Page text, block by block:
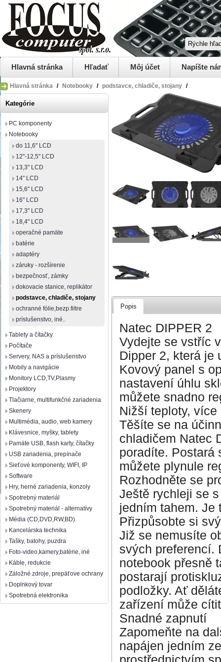
Hlavná stránka Hľadať Môj účet Napíšte
Hlavná stránka / Notebooky / podstavce, chladiče, stojany /
Kategórie
PC komponenty
Notebooky
do 11,6" LCD
12"-12,5" LCD
13,3" LCD
14" LCD
15,6" LCD
16" LCD
17,3" LCD
18,4" LCD
operačné pamäte
batérie
adaptéry
záruky - rozšírenie
bezpečnosť, zámky
dokovacie stanice, replikátor
podstavce, chladiče, stojany
ochranné fólie,bezp.filtre
príslušenstvo, iné..
Tablety a čítačky
Počítače
Servery, NAS a príslušenstvo
Mobily a navigácie
Monitory LCD,TV,Plasmy
Projektory
Tlačiarne, multifunkčné zariadenia
Skenery
Multimédia, audio, web kamery
Klávesnice, myšky, tablety
Pamäte USB, flash karty, čítačky
USB zariadenia, prepínače
Sieťové komponenty, WIFI, IP
Software
Hry, herné zariadenia, konzoly
Spotrebný materiál
Spotrebný materiál - alternatívy
Média (CD,DVD,RW,BD)
Kancelárska technika
Tašky, batohy, puzdra
Foto-video,kamery,batérie, iné
Káble, redukcie
Záložné zdroje, prepäťove ochrany
Doplnkový tovar
Spotrebná elektronika
Popis
Natec DIPPER 2
Vydejte se vstříc
Dipper 2, která je
Kovový panel s
nastavení úhlu
můžete snadno
Nižší teploty,
Těšíte se na
chladičem Natec
poradíte. Postará
můžete plynule
Rozhodněte se
Ještě rychleji se
jedním tahem. Je
Přizpůsobte si
Již se nemusíte
svých preferencí.
notebook přesně
postarají
podložky. Ať
zařízení může
Snadné zapnutí
Zapomeňte na
napájen jedním